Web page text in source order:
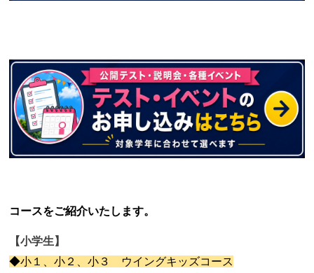
コースをご紹介いたします。
【小学生】
◆小１、小２、小３ ウイングキッズコース